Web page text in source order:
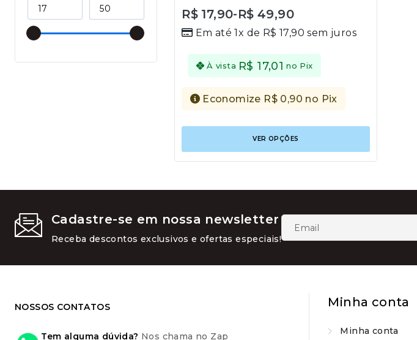
0
of
R$ 17,90-R$49,90
Em até 1x de R$17,90 sem juros
À vista R$ 17,01 no Pix
Economize R$ 0,90 no Pix
VER OPÇÕES
Este
tem
várias
na
do
Cadastre-se em nossa newsletter
Receba descontos exclusivos e ofertas especiais!
NOSSOS CONTATOS
Tem alguma dúvida? Nos chama no Zap
Minha conta
Minha conta